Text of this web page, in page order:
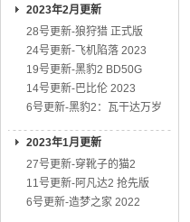
2023年2月更新
28号更新-狼狩猎 正式版
24号更新-飞机陷落 2023
19号更新-黑豹2 BD50G
14号更新-巴比伦 2023
6号更新-黑豹2：瓦干达万岁
2023年1月更新
27号更新-穿靴子的猫2
11号更新-阿凡达2 抢先版
6号更新-造梦之家 2022